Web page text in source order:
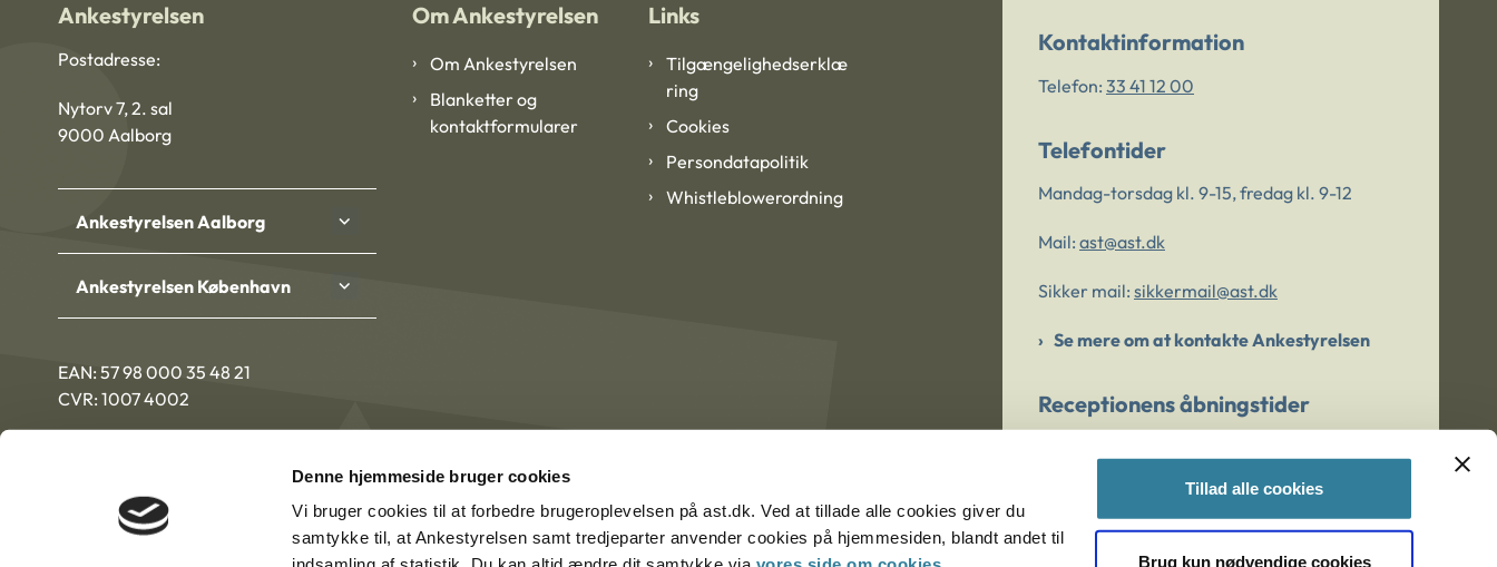
Denne hjemmeside bruger cookies
Vi bruger cookies til at forbedre brugeroplevelsen på ast.dk. Ved at tillade alle cookies giver du
samtykke til, at Ankestyrelsen samt tredjeparter anvender cookies på hjemmesiden, blandt andet til
Tillad alle cookies
Brug kun nødvendige cookies
Ankestyrelsen
Postadresse:
Nytorv 7, 2. sal
9000 Aalborg
Ankestyrelsen Aalborg
Ankestyrelsen København
EAN: 57 98 000 35 48 21
CVR: 1007 4002
Om Ankestyrelsen
Om Ankestyrelsen
Blanketter og
kontaktformularer
Links
Tilgængelighedserklæ
ring
Cookies
Persondatapolitik
Whistleblowerordning
Kontaktinformation
Telefon: 33 41 12 00
Telefontider
Mandag-torsdag kl. 9-15, fredag kl. 9-12
Mail: ast@ast.dk
Sikker mail: sikkermail@ast.dk
Se mere om at kontakte Ankestyrelsen
Receptionens åbningstider
Er du bekymret for et barn/en ung?